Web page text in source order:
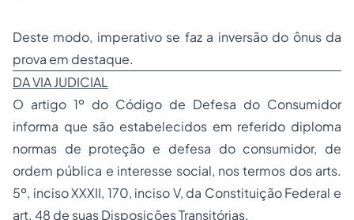
Deste modo, imperativo se faz a inversão do ônus da
prova em destaque.
DA VIA JUDICIAL
O artigo 1º do Código de Defesa do Consumidor
informa que são estabelecidos em referido diploma
normas de proteção e defesa do consumidor, de
ordem pública e interesse social, nos termos dos arts.
5º, inciso XXXII, 170, inciso V, da Constituição Federal e
art. 48 de suas Disposições Transitórias.